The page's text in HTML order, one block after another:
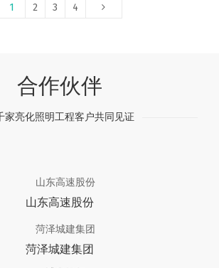
1 2 3 4
合作伙伴
家亮化照明工程客户共同见证
山东高速股份
菏泽城建集团